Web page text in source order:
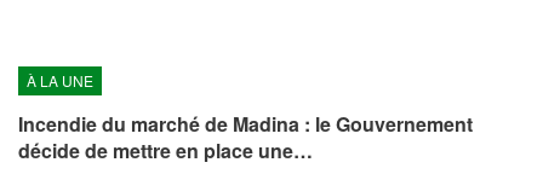
À LA UNE
Incendie du marché de Madina : le Gouvernement
décide de mettre en place une…